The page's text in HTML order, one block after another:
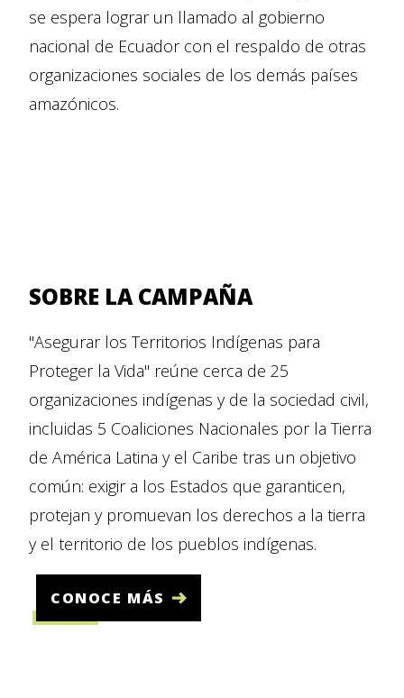
se espera lograr un llamado al gobierno
nacional de Ecuador con el respaldo de otras
organizaciones sociales de los demás países
amazónicos.
SOBRE LA CAMPAÑA
"Asegurar los Territorios Indígenas para
Proteger la Vida" reúne cerca de 25
organizaciones indígenas y de la sociedad civil,
incluidas 5 Coaliciones Nacionales por la Tierra
de América Latina y el Caribe tras un objetivo
común: exigir a los Estados que garanticen,
protejan y promuevan los derechos a la tierra
y el territorio de los pueblos indígenas.
CONOCE MÁS